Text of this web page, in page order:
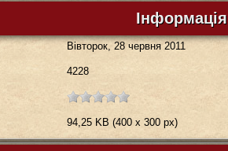
Інформація
Вівторок, 28 червня 2011
4228
94,25 KB (400 x 300 px)